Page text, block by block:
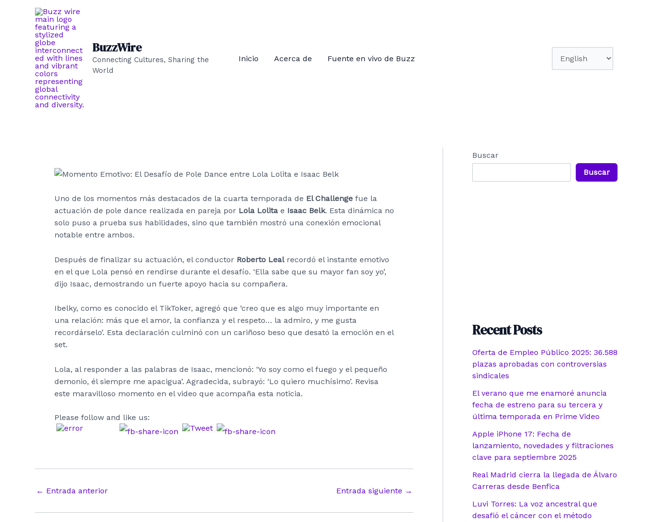
contenido
BuzzWire
Connecting Cultures, Sharing the
World
Inicio Acerca de Fuente en vivo de Buzz
Uno de los momentos más destacados de la cuarta temporada de El Challenge fue la
actuación de pole dance realizada en pareja por Lola Lolita e Isaac Belk. Esta dinámica no
solo puso a prueba sus habilidades, sino que también mostró una conexión emocional
notable entre ambos.
Después de finalizar su actuación, el conductor Roberto Lealrecordó el instante emotivo
en el que Lola pensó en rendirse durante el desafío. ‘Ella sabe que su mayor fan soy yo’,
dijo Isaac, demostrando un fuerte apoyo hacia su compañera.
Ibelky, como es conocido el TikToker, agregó que ‘creo que es algo muy importante en
una relación: más que el amor, la confianza y el respeto… la admiro, y me gusta
recordárselo’. Esta declaración culminó con un cariñoso beso que desató la emoción en el
set.
Lola, al responder a las palabras de Isaac, mencionó: ‘Yo soy como el fuego y el pequeño
demonio, él siempre me apacigua’. Agradecida, subrayó: ‘Lo quiero muchísimo’. Revisa
este maravilloso momento en el video que acompaña esta noticia.
Please follow and like us:
Navegación
entradas
← Entrada anterior Entrada siguiente →
Buscar
Buscar
Recent Posts
Oferta de Empleo Público 2025: 36.588
plazas aprobadas con controversias
sindicales
El verano que me enamoré anuncia
fecha de estreno para su tercera y
última temporada en Prime Video
Apple iPhone 17: Fecha de
lanzamiento, novedades y filtraciones
clave para septiembre 2025
Real Madrid cierra la llegada de Álvaro
Carreras desde Benfica
Luvi Torres: La voz ancestral que
desafió el cáncer con el método